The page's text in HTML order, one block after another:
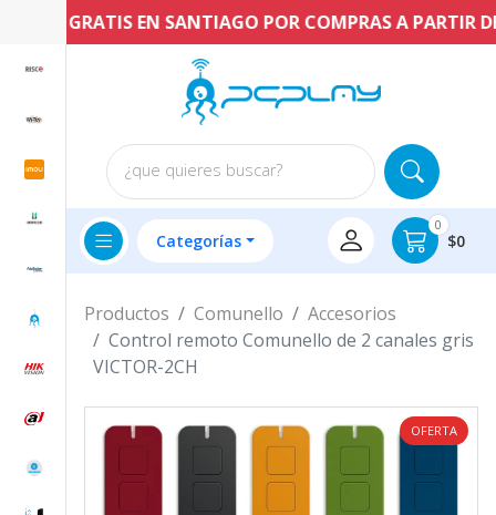
GRATIS EN SANTIAGO POR COMPRAS A PARTIR DE
¿que quieres buscar?
Categorías
0
$0
Productos Comunello
Accesorios
Control remoto Comunello de 2 canales gris
VICTOR-2CH
OFERTA